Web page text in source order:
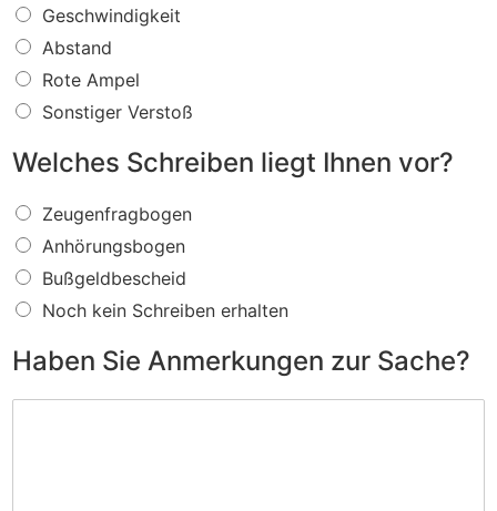
W
a
s
f
ü
r
i
V
e
r
s
t
o
ß
w
Geschwindigkeit
Abstand
Rote Ampel
Sonstiger Verstoß
Welches Schreiben liegt Ihnen vor?
W
e
c
h
e
S
Zeugenfragbogen
Anhörungsbogen
Bußgeldbescheid
Noch kein Schreiben erhalten
Haben Sie Anmerkungen zur Sache?